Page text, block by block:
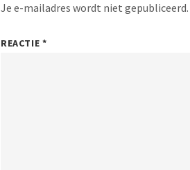
Je e-mailadres wordt niet gepubliceerd.
REACTIE *